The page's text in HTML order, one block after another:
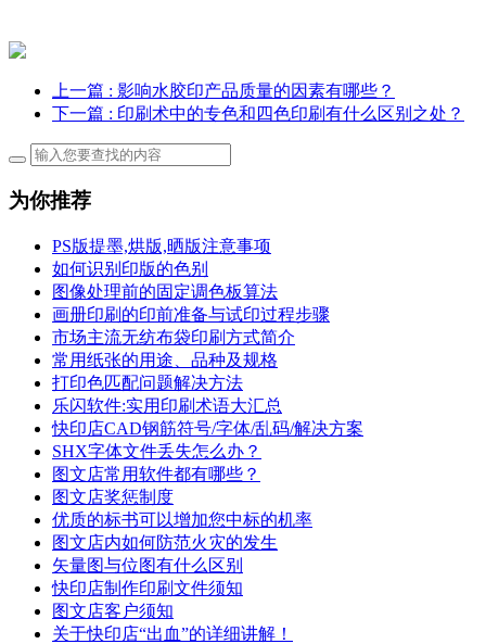
上一篇 : 影响水胶印产品质量的因素有哪些？
下一篇 : 印刷术中的专色和四色印刷有什么区别之处？
为你推荐
PS版提墨,烘版,晒版注意事项
如何识别印版的色别
图像处理前的固定调色板算法
画册印刷的印前准备与试印过程步骤
市场主流无纺布袋印刷方式简介
常用纸张的用途、品种及规格
打印色匹配问题解决方法
乐闪软件:实用印刷术语大汇总
快印店CAD钢筋符号/字体/乱码/解决方案
SHX字体文件丢失怎么办？
图文店常用软件都有哪些？
图文店奖惩制度
优质的标书可以增加您中标的机率
图文店内如何防范火灾的发生
矢量图与位图有什么区别
快印店制作印刷文件须知
图文店客户须知
关于快印店“出血”的详细讲解！